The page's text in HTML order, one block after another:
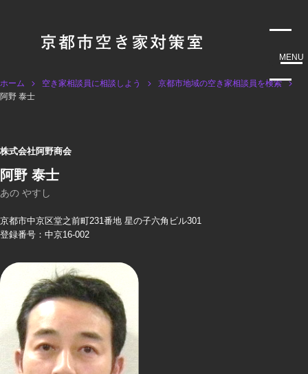
MENU
ホーム 空き家相談員に相談しよう
京都市地域の空き家相談員を検索
阿野 泰士
株式会社阿野商会
阿野 泰士
あの やすし
京都市中京区堂之前町231番地 星の子六角ビル301
登録番号：中京16-002